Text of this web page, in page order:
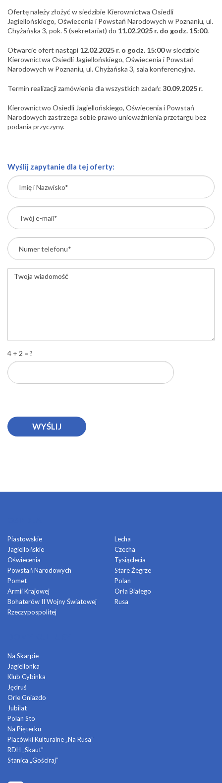
Ofertę należy złożyć w siedzibie Kierownictwa Osiedli
Jagiellońskiego, Oświecenia i Powstań Narodowych w Poznaniu, ul.
Chyżańska 3, pok. 5 (sekretariat) do 11.02.2025 r. do godz. 15:00.
Otwarcie ofert nastąpi 12.02.2025 r. o godz. 15:00w siedzibie
Kierownictwa Osiedli Jagiellońskiego, Oświecenia i Powstań
Narodowych w Poznaniu, ul. Chyżańska 3, sala konferencyjna.
Termin realizacji zamówienia dla wszystkich zadań: 30.09.2025 r.
Kierownictwo Osiedli Jagiellońskiego, Oświecenia i Powstań
Narodowych zastrzega sobie prawo unieważnienia przetargu bez
podania przyczyny.
Wyślij zapytanie dla tej oferty:
4 + 2 = ?
Piastowskie
Jagiellońskie
Oświecenia
Powstań Narodowych
Pomet
Armii Krajowej
Bohaterów II Wojny Światowej
Rzeczypospolitej
Lecha
Czecha
Tysiąclecia
Stare Żegrze
Polan
Orła Białego
Rusa
Na Skarpie
Jagiellonka
Klub Cybinka
Jędruś
Orle Gniazdo
Jubilat
Polan Sto
Na Pięterku
Placówki Kulturalne „Na Rusa”
RDH „Skaut”
Stanica „Gościraj”